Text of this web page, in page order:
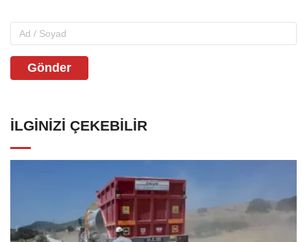
Gönder
İLGINIZI ÇEKEBILIR